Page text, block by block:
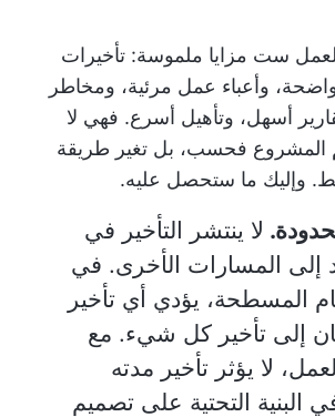
ست مزايا ملموسة: تأخيرات
وأعباء عمل مرئية، ومخاطر
أسهل، وتأهيل أسرع. فهي لا
المشروع فحسب، بل تغير طريقة
وإليك ما ستحصل عليه.
لا ينتشر التأخير في
إلى المسارات الأخرى. في
المسطحة، يؤدي أي تأخير
إلى تأخير كل شيء. مع
لا يؤثر تأخير مدته
البنية التحتية على تصميم